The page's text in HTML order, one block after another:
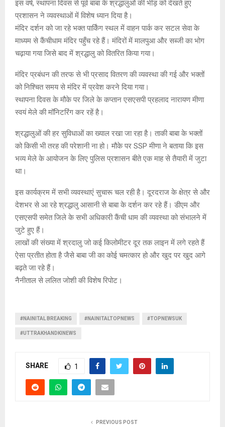
इस वर्ष, स्थापना दिवस से पूर्व बाबा के श्रद्धालुओं की भीड़ को देखते हुए
प्रशासन ने व्यवस्थाओं में विशेष ध्यान दिया है।
मंदिर दर्शन को जा रहे भक्त पार्किंग स्थल में वाहन पार्क कर सटल सेवा के
माध्यम से कैंचीधाम मंदिर पहुँच रहे हैं। मंदिरों में मालपुआ और सब्जी का भोग
चढ़ाया गया जिसे बाद में श्रद्धालु को वितरित किया गया।
मंदिर प्रबंधन की तरफ से भी प्रसाद वितरण की व्यवस्था की गई और भक्तों
को निश्चित समय से मंदिर में प्रवेश करने दिया गया।
स्थापना दिवस के मौके पर जिले के कप्तान एसएसपी प्रहलाद नारायण मीणा
स्वयं मेले की मॉनिटरिंग कर रहें है।
श्रद्धालुओं की हर सुविधाओं का ख्याल रखा जा रहा है। ताकी बाबा के भक्तों
को किसी भी तरह की परेशानी ना हो। मौके पर SSP मीणा ने बताया कि इस
भव्य मेले के आयोजन के लिए पुलिस प्रशासन बीते एक माह से तैयारी में जुटा
था।
इस कार्यक्रम में सभी व्यवस्थाएं सुचारू चल रही है। दूरदराज के क्षेत्र से और
देशभर से आ रहे श्रद्धालु आसानी से बाबा के दर्शन कर रहे हैं। डीएम और
एसएसपी समेत जिले के सभी अधिकारी कैंची धाम की व्यवस्था को संभालने में
जुटे हुए हैं।
लाखों की संख्या में श्रदालु जो कई किलोमीटर दूर तक लाइन में लगे रहते हैं
ऐसा प्रतीत होता है जैसे बाबा जी का कोई चमत्कार हो और खुद पर खुद आगे
बढ़ते जा रहे हैं।
नैनीताल से ललित जोशी की विशेष रिपोट।
#NAINITAL BREAKING #NAINITALTOPNEWS #TOPNEWSUK
#UTTRAKHANDKINEWS
SHARE 1
PREVIOUS POST